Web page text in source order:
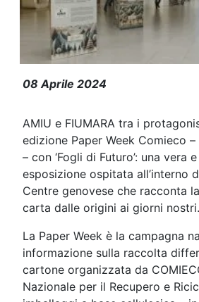
Fogli di futuro alla
08 Aprile 2024
AMIU e FIUMARA tra i
edizione Paper Week Comieco –
– con ‘Fogli di Futuro’: una vera
esposizione ospitata all’interno
Centre genovese che racconta
carta dalle origini ai giorni nostri.
La Paper Week è la campagna
informazione sulla raccolta
cartone organizzata da
Nazionale per il Recupero e